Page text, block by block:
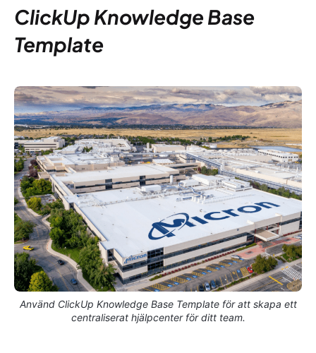
ClickUp Knowledge Base
Template
Använd ClickUp Knowledge Base Template för att skapa ett
centraliserat hjälpcenter för ditt team.